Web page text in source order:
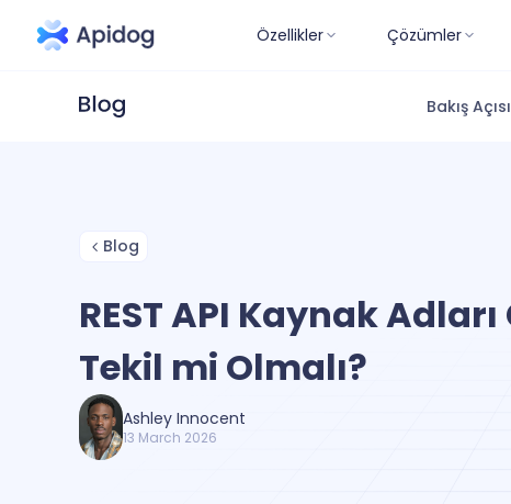
Özellikler Çözümler
Bakış Açısı
Blog
REST API Kaynak
Tekil mi Olmalı?
Ashley Innocent
13 March 2026